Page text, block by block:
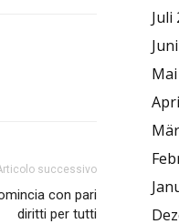
successivo
con pari
diritti per tutti
Juli